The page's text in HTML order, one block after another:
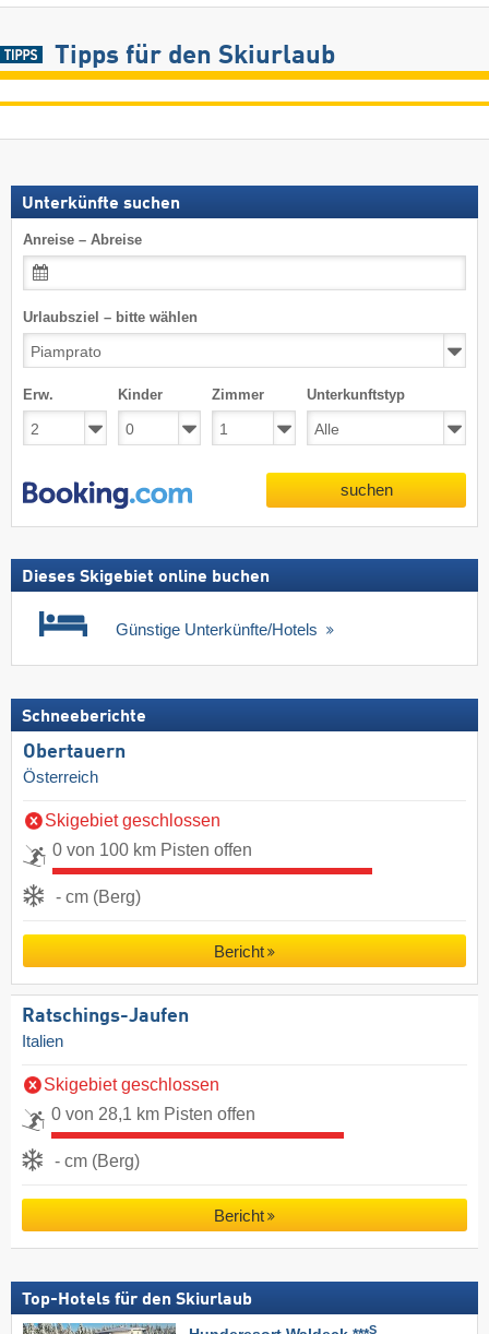
Tipps für den Skiurlaub
Unterkünfte suchen
Anreise – Abreise
Urlaubsziel – bitte wählen
Erw. Kinder Zimmer Unterkunftstyp
suchen
Dieses Skigebiet online buchen
Günstige Unterkünfte/Hotels
Schneeberichte
Obertauern
Österreich
Skigebiet geschlossen
0 von 100 km Pisten offen
- cm (Berg)
Bericht
Ratschings-Jaufen
Italien
Skigebiet geschlossen
0 von 28,1 km Pisten offen
- cm (Berg)
Bericht
Top-Hotels für den Skiurlaub
S